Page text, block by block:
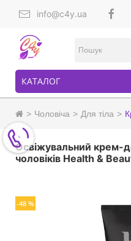
info@c4y.ua
КАТАЛОГ
Чоловіча Для тіла
Освіжувальний крем-
чоловіків Health &
-48 %